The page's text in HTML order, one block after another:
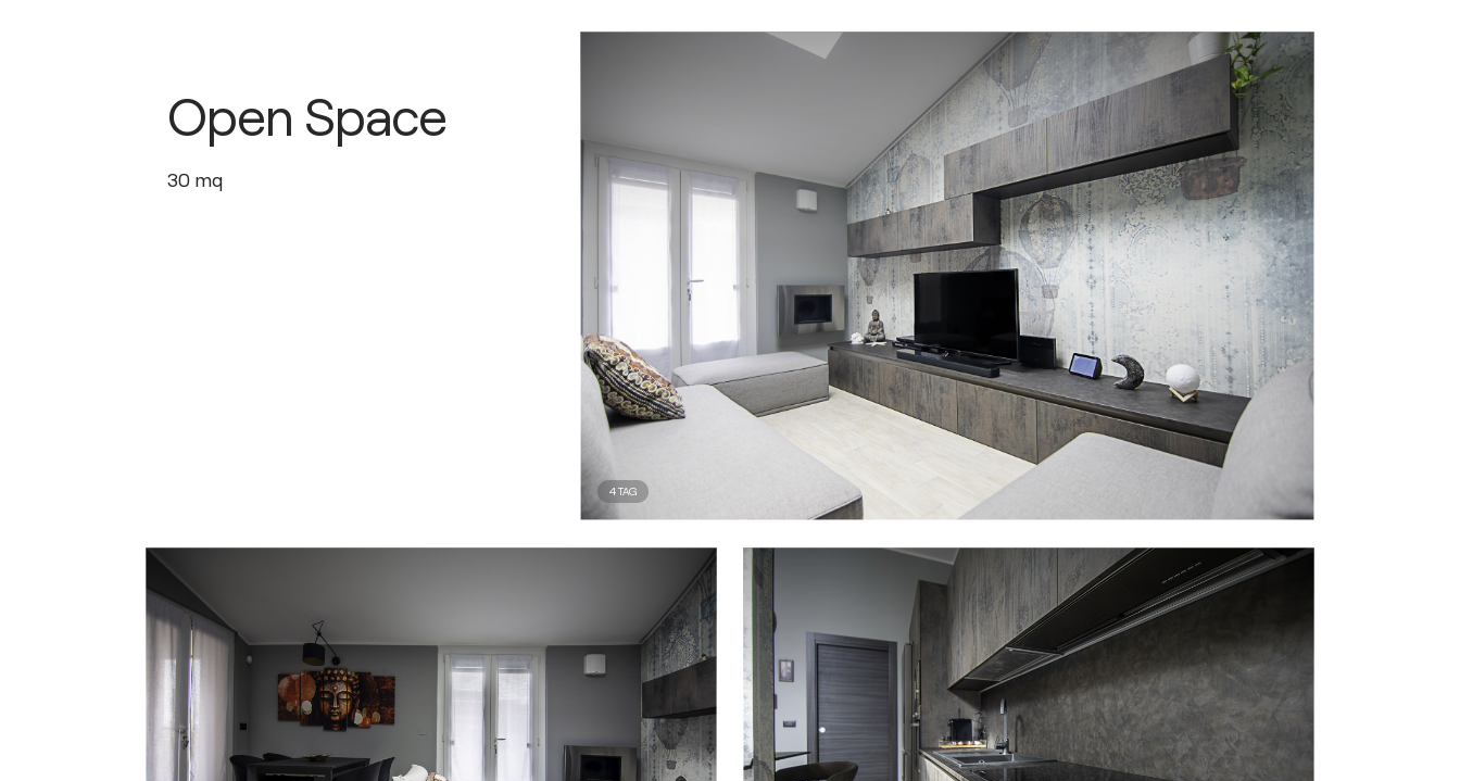
Open Space
30 mq
4TAG